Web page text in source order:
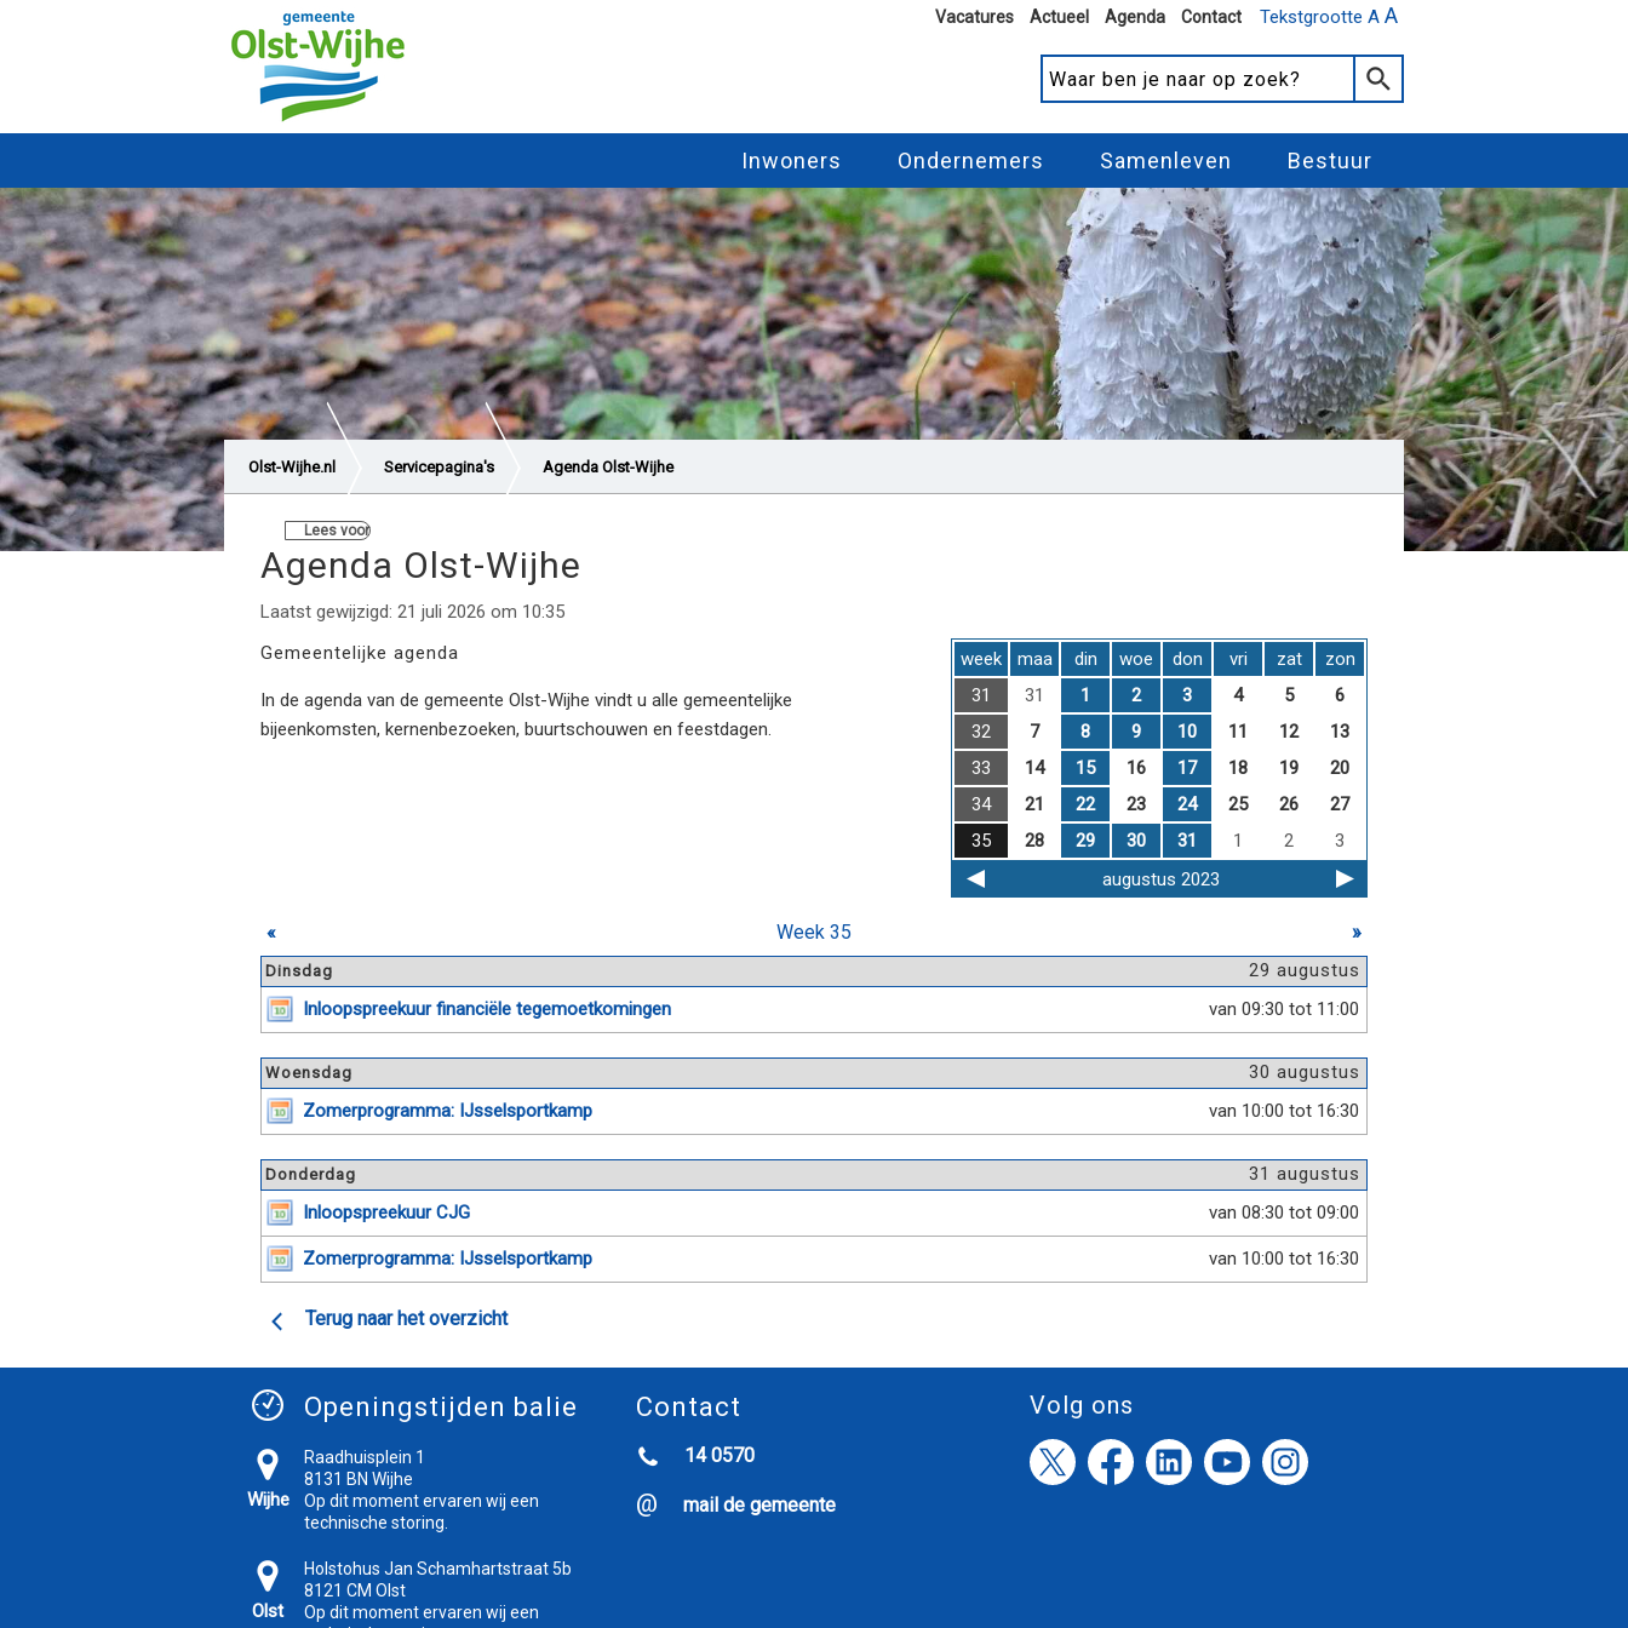
Tekstgrootte A A
Vacatures Actueel Agenda Contact
Inwoners Ondernemers Samenleven Bestuur
Olst-Wijhe.nl Servicepagina's Agenda Olst-Wijhe
Lees voor
Agenda Olst-Wijhe
Laatst gewijzigd: 21 juli 2026 om 10:35
Gemeentelijke agenda
In de agenda van de gemeente Olst-Wijhe vindt u alle gemeentelijke
bijeenkomsten, kernenbezoeken, buurtschouwen en feestdagen.
week maa din woe don vri zat
zon
31
31 1 2 3 4 5
6
32
7 8 9 10 11 12
13
33
14 15 16 17 18 19
20
34
21 22 23 24 25 26
27
35
28 29 30 31 1 2
3
augustus 2023
« Week 35 »
29 augustus
Dinsdag
van 09:30 tot 11:00
Inloopspreekuur financiële tegemoetkomingen
30 augustus
Woensdag
van 10:00 tot 16:30
Zomerprogramma: IJsselsportkamp
31 augustus
Donderdag
van 08:30 tot 09:00
Inloopspreekuur CJG
van 10:00 tot 16:30
Zomerprogramma: IJsselsportkamp
Terug naar het overzicht
Openingstijden balie
Wijhe
Raadhuisplein 1
8131 BN Wijhe
Op dit moment ervaren wij een
technische storing.
Olst
Holstohus Jan Schamhartstraat 5b
8121 CM Olst
Op dit moment ervaren wij een
Contact
14 0570
mail de gemeente
Volg ons